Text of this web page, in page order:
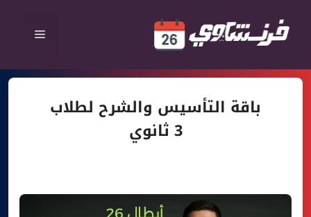
المحتوى القائمة
باقة التأسيس والشرح لطلاب
3 ثانوي